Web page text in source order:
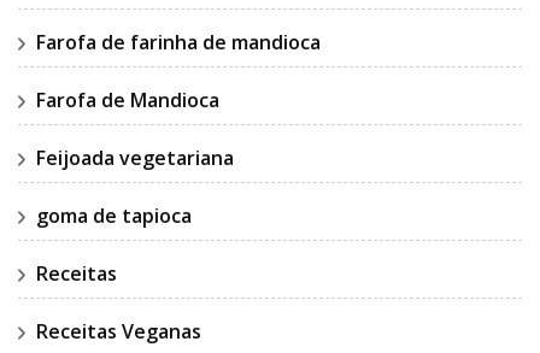
Farofa de farinha de mandioca
Farofa de Mandioca
Feijoada vegetariana
goma de tapioca
Receitas
Receitas Veganas